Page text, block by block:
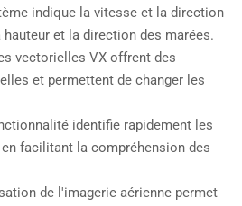
indique la vitesse et la direction
et la direction des marées.
vectorielles VX offrent des
et permettent de changer les
identifie rapidement les
facilitant la compréhension des
de l'imagerie aérienne permet